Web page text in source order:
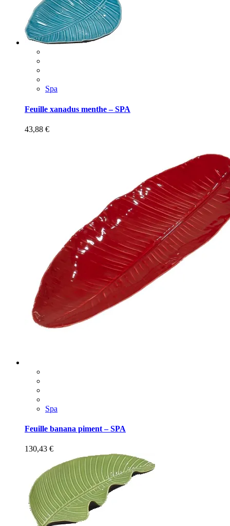
Spa
Feuille xanadus menthe – SPA
43,88 €
Spa
Feuille banana piment – SPA
130,43 €